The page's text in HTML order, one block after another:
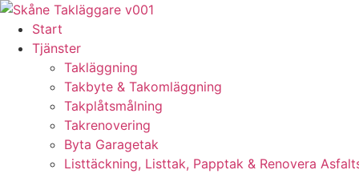
Skip
content
Start
Tjänster
Takläggning
Takbyte & Takomläggning
Takplåtsmålning
Takrenovering
Byta Garagetak
Listtäckning, Listtak, Papptak & Renovera